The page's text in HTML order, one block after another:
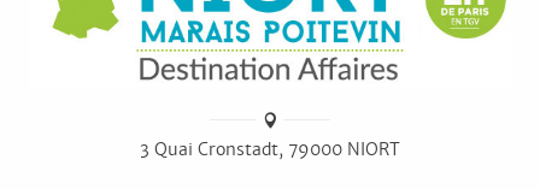
3 Quai Cronstadt, 79000 NIORT